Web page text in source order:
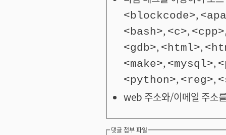
<blockcode>,
<bash>, <c>, <cpp>
<gdb>, <html>,
<make>, <mysql>,
<python>, <reg>,
web 주소와/이메일 주소
댓글 첨부 파일